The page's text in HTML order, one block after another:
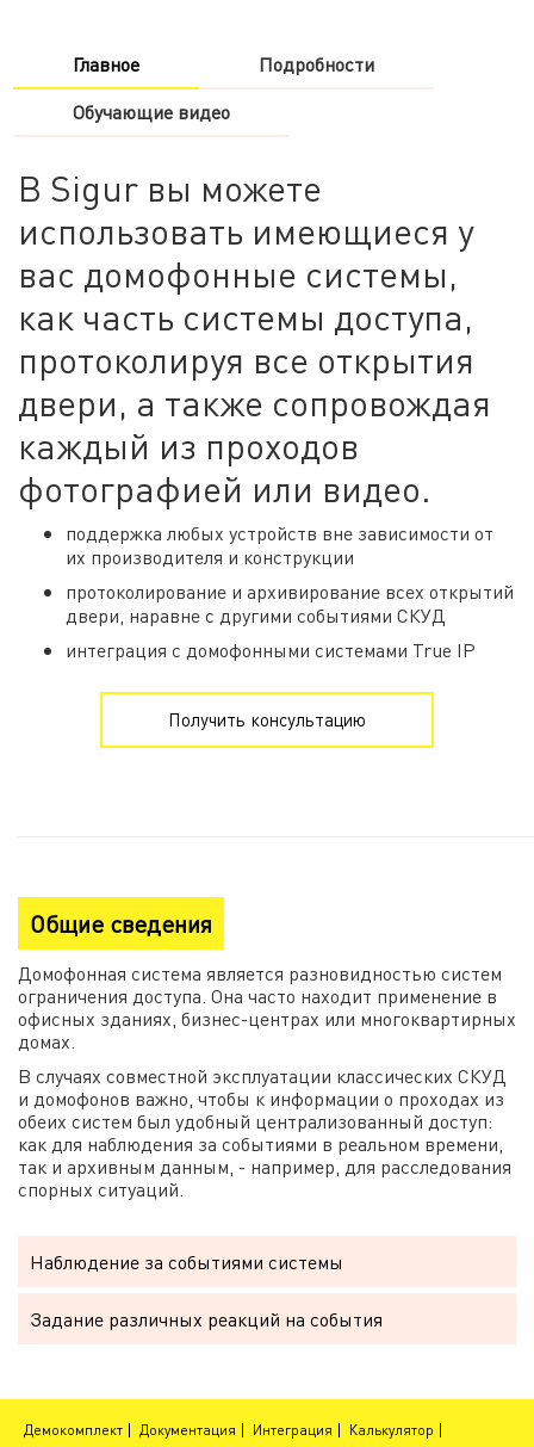
Главное
Подробности
Обучающие видео
В Sigur вы можете
использовать имеющиеся у
вас домофонные системы,
как часть системы доступа,
протоколируя все открытия
двери, а также сопровождая
каждый из проходов
фотографией или видео.
поддержка любых устройств вне зависимости от
их производителя и конструкции
протоколирование и архивирование всех открытий
двери, наравне с другими событиями СКУД
интеграция с домофонными системами True IP
Получить консультацию
Общие сведения
Домофонная система является разновидностью систем
ограничения доступа. Она часто находит применение в
офисных зданиях, бизнес-центрах или многоквартирных
домах.
В случаях совместной эксплуатации классических СКУД
и домофонов важно, чтобы к информации о проходах из
обеих систем был удобный централизованный доступ:
как для наблюдения за событиями в реальном времени,
так и архивным данным, - например, для расследования
спорных ситуаций.
Наблюдение за событиями системы
Задание различных реакций на события
Демокомплект Документация Интеграция Калькулятор